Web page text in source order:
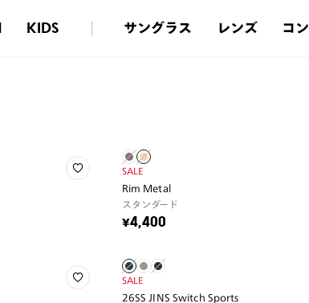
KIDS サングラス レンズ コ
SALE
Rim Metal
スタンダード
¥4,400
SALE
26SS JINS Switch Sports